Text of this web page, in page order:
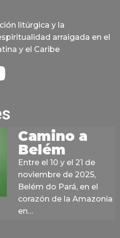
litúrgica y la
arraigada en el
y el Caribe
Camino a
Belém
Entre el 10 y el 21 de
noviembre de 2025,
Belém do Pará, en el
corazón de la Amazonia
en…